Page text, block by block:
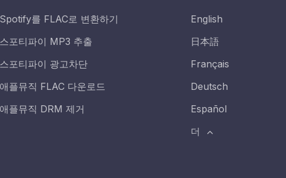
Spotify를 FLAC로 변환하기
스포티파이 MP3 추출
스포티파이 광고차단
애플뮤직 FLAC 다운로드
애플뮤직 DRM 제거
English
日本語
Français
Deutsch
Español
더